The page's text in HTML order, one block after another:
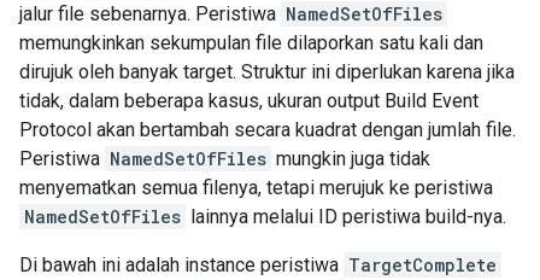
jalur file sebenarnya. Peristiwa NamedSetOfFiles
memungkinkan sekumpulan file dilaporkan satu kali dan
dirujuk oleh banyak target. Struktur ini diperlukan karena jika
tidak, dalam beberapa kasus, ukuran output Build Event
Protocol akan bertambah secara kuadrat dengan jumlah file.
Peristiwa NamedSetOfFiles mungkin juga tidak
menyematkan semua filenya, tetapi merujuk ke peristiwa
NamedSetOfFiles lainnya melalui ID peristiwa build-nya.
Di bawah ini adalah instance peristiwa TargetComplete